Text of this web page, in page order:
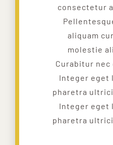
consectetur
aliquam
molestie
Curabitur nec
Integer eget
pharetra
Integer eget
pharetra